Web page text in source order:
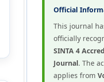
Official
This journal
officially
SINTA 4
Journal. The
applies from